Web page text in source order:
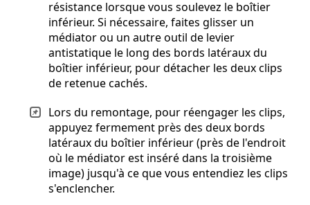
résistance lorsque vous soulevez le boîtier
inférieur. Si nécessaire, faites glisser un
médiator ou un autre outil de levier
antistatique le long des bords latéraux du
boîtier inférieur, pour détacher les deux clips
de retenue cachés.
Lors du remontage, pour réengager les clips,
appuyez fermement près des deux bords
latéraux du boîtier inférieur (près de l'endroit
où le médiator est inséré dans la troisième
image) jusqu'à ce que vous entendiez les clips
s'enclencher.